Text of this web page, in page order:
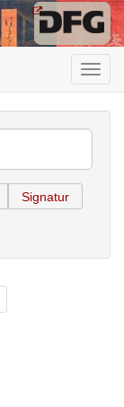
Signatur